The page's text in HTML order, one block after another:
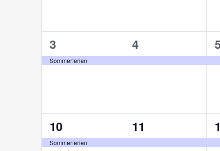
1
Veranstaltung,
3
Sommerferien
1
Veranstaltung,
4
1
1
Veranstaltung,
10
Sommerferien
1
Veranstaltung,
11
1